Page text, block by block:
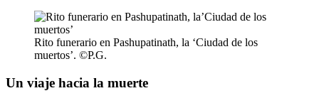
Rito funerario en Pashupatinath, la ‘Ciudad de los
muertos’. ©P.G.
Un viaje hacia la muerte